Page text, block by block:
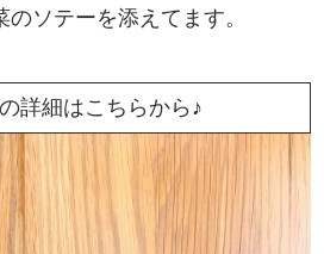
のソテーを添えてます。
詳細はこちらから♪